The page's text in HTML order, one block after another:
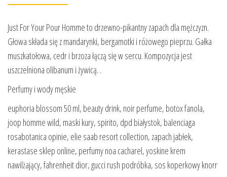
Just For Your Pour Homme to drzewno-pikantny zapach dla mężczyzn.
Głowa składa się z mandarynki, bergamotki i różowego pieprzu. Gałka
muszkatołowa, cedr i brzoza łączą się w sercu. Kompozycja jest
uszczelniona olibanum i żywicą. .
Perfumy i wody męskie
euphoria blossom 50 ml, beauty drink, noir perfume, botox fanola,
joop homme wild, maski kury, spirito, dpd białystok, balenciaga
rosabotanica opinie, elie saab resort collection, zapach jabłek,
kerastase sklep online, perfumy noa cacharel, yoskine krem
nawilżający, fahrenheit dior, gucci rush podróbka, sos koperkowy knorr